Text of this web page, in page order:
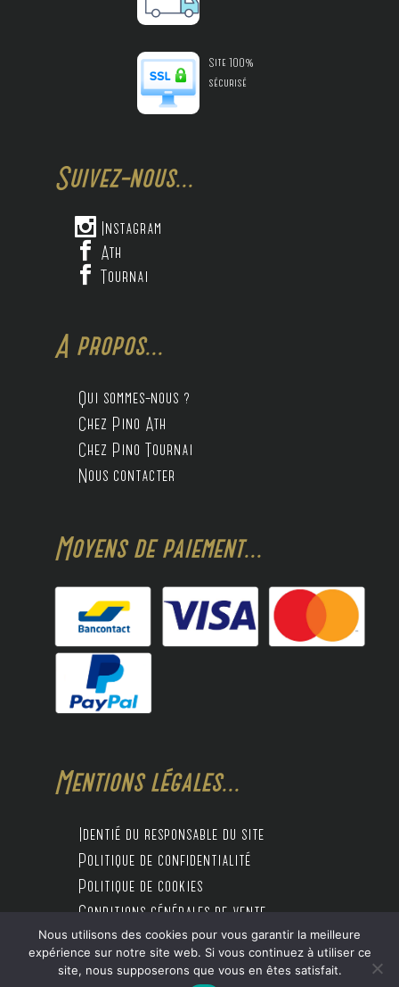
Site 100%
sécurisé
Suivez-nous...
 Instagram
 Ath
 Tournai
A propos...
Qui sommes-nous ?
Chez Pino Ath
Chez Pino Tournai
Nous contacter
Moyens de paiement...
Mentions légales...
Identié du responsable du site
Politique de confidentialité
Politique de cookies
Conditions générales de vente
Design by Digitalife
Nous utilisons des cookies pour vous garantir la meilleure
expérience sur notre site web. Si vous continuez à utiliser ce
site, nous supposerons que vous en êtes satisfait.